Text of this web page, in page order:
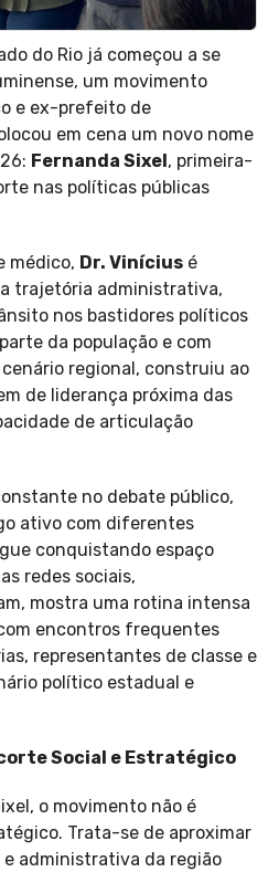
do Rio já começou a se
um movimento
e ex-prefeito de
em cena um novo nome
Fernanda Sixel , primeira-
nas políticas públicas
médico, Dr. Vinícius é
trajetória administrativa,
nos bastidores políticos
da população e com
regional, construiu ao
de liderança próxima das
de articulação
no debate público,
ativo com diferentes
conquistando espaço
redes sociais,
mostra uma rotina intensa
encontros frequentes
representantes de classe e
político estadual e
Social e Estratégico
o movimento não é
Trata-se de aproximar
administrativa da região